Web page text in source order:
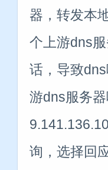
器，转发本
个上游dns
话，导致
游dns服务
询，选择回